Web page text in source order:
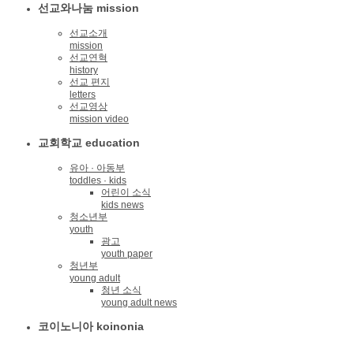
선교와나눔 mission
선교소개
mission
선교연혁
history
선교 편지
letters
선교영상
mission video
교회학교 education
유아 · 아동부
toddles · kids
어린이 소식
kids news
청소년부
youth
광고
youth paper
청년부
young adult
청년 소식
young adult news
코이노니아 koinonia